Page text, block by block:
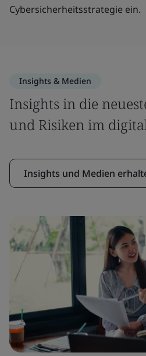
Cybersicherheitsstrategie ein.
Insights & Medien
Insights in die
und Risiken im
Insights und Medien